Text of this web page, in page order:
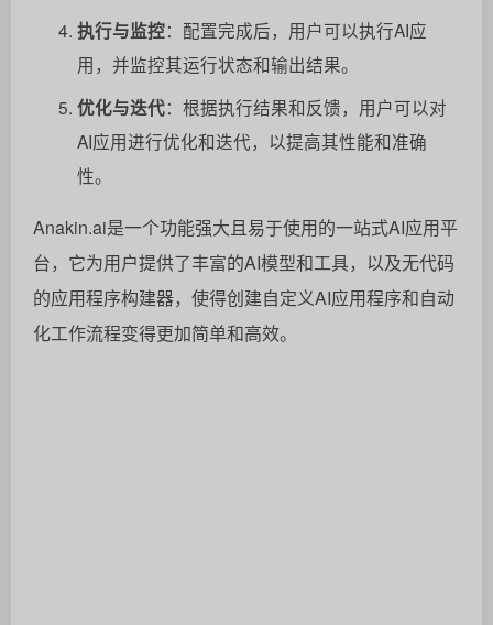
执行与监控：配置完成后，用户可以执行AI应
用，并监控其运行状态和输出结果。
优化与迭代：根据执行结果和反馈，用户可以对
AI应用进行优化和迭代，以提高其性能和准确
性。
Anakin.ai是一个功能强大且易于使用的一站式AI应用平
台，它为用户提供了丰富的AI模型和工具，以及无代码
的应用程序构建器，使得创建自定义AI应用程序和自动
化工作流程变得更加简单和高效。